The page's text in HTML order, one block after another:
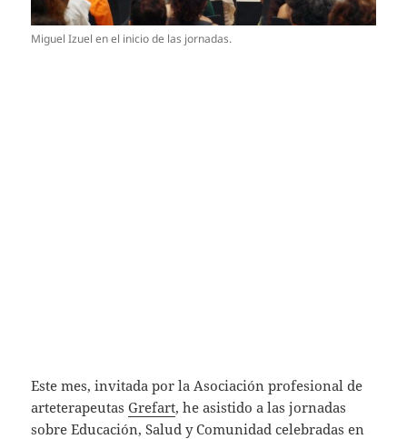
Miguel Izuel en el inicio de las jornadas.
Este mes, invitada por la Asociación profesional de
arteterapeutasGrefart, he asistido a las jornadas
sobre Educación, Salud y Comunidad celebradas en